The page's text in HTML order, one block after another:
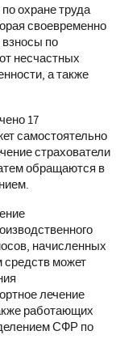
охране труда
своевременно
по
несчастных
а также
17
самостоятельно
страхователи
обращаются в
начисленных
может
лечение
работающих
СФР по